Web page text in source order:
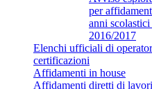
per
anni
2016/2017
Elenchi ufficiali di
certificazioni
Affidamenti in house
Affidamenti diretti di